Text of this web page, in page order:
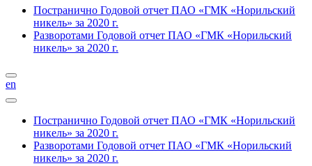
Постранично Годовой отчет ПАО «ГМК «Норильский
никель» за 2020 г.
Разворотами Годовой отчет ПАО «ГМК «Норильский
никель» за 2020 г.
en
Постранично Годовой отчет ПАО «ГМК «Норильский
никель» за 2020 г.
Разворотами Годовой отчет ПАО «ГМК «Норильский
никель» за 2020 г.